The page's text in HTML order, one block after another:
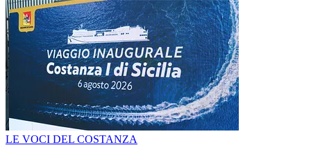
LE VOCI DEL COSTANZA